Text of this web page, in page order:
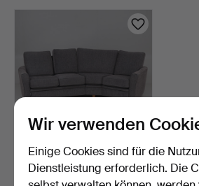
Norrköping
SOFA, Möbelform.
Wir verwenden
Einige Cookies sind für die
Dienstleistung erforderlich. Die